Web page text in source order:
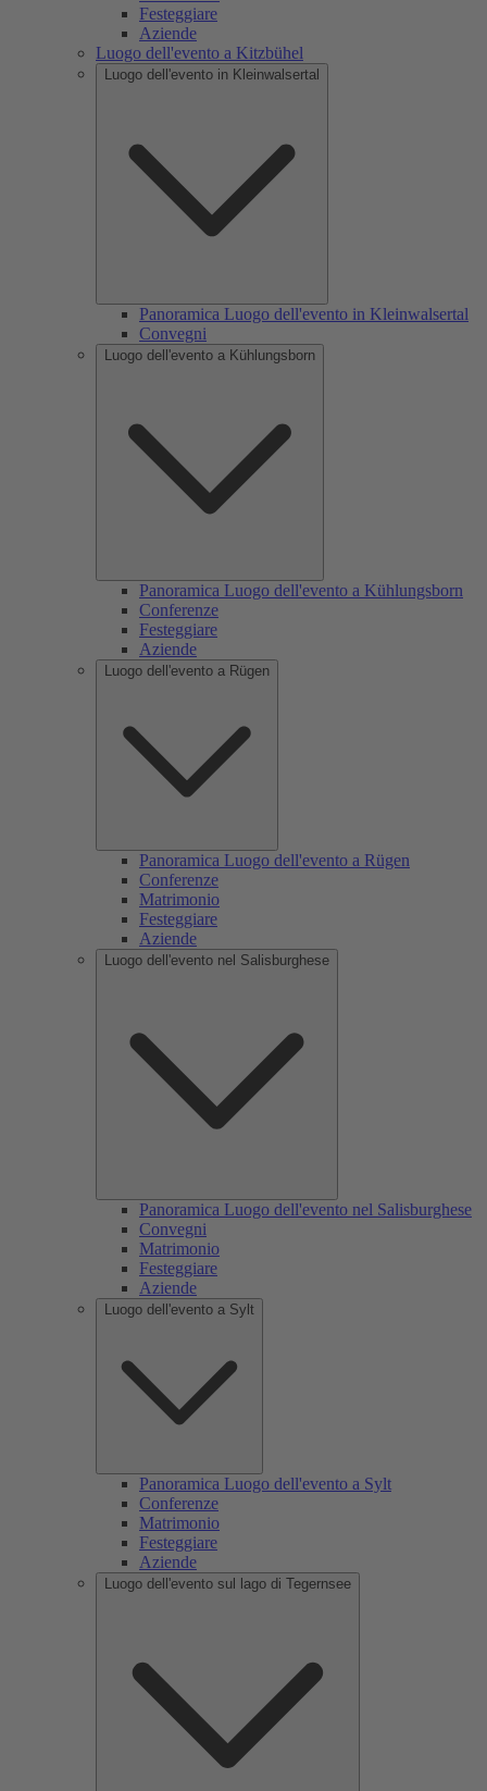
Festeggiare
Aziende
Luogo dell'evento a Kitzbühel
Luogo dell'evento in Kleinwalsertal
Panoramica Luogo dell'evento in Kleinwalsertal
Convegni
Luogo dell'evento a Kühlungsborn
Panoramica Luogo dell'evento a Kühlungsborn
Conferenze
Festeggiare
Aziende
Luogo dell'evento a Rügen
Panoramica Luogo dell'evento a Rügen
Conferenze
Matrimonio
Festeggiare
Aziende
Luogo dell'evento nel Salisburghese
Panoramica Luogo dell'evento nel Salisburghese
Convegni
Matrimonio
Festeggiare
Aziende
Luogo dell'evento a Sylt
Panoramica Luogo dell'evento a Sylt
Conferenze
Matrimonio
Festeggiare
Aziende
Luogo dell'evento sul lago di Tegernsee